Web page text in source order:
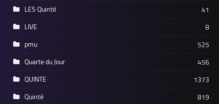
LES Quinté
41
LIVE
8
pmu
525
Quarte du Jour
456
QUINTE
1373
Quinté
819